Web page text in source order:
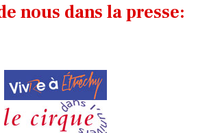
nous dans la presse: